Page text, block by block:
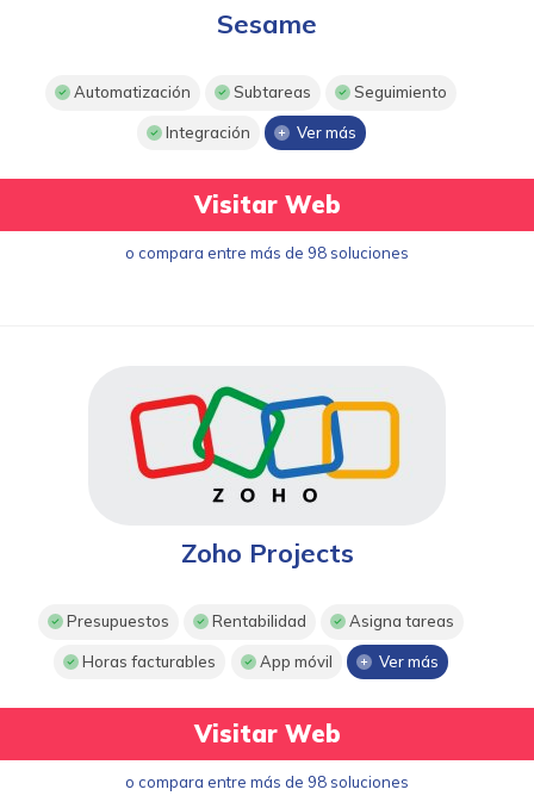
Sesame
Automatización Subtareas Seguimiento
Integración Ver más
Visitar Web
o compara entre más de 98 soluciones
Zoho Projects
Presupuestos Rentabilidad Asigna tareas
Horas facturables App móvil Ver más
Visitar Web
o compara entre más de 98 soluciones